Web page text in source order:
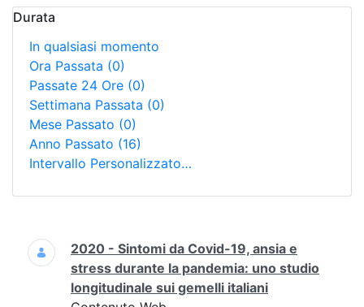
Durata
In qualsiasi momento
Ora Passata (0)
Passate 24 Ore (0)
Settimana Passata (0)
Mese Passato (0)
Anno Passato (16)
Intervallo Personalizzato…
Ricerca
2020 - Sintomi da Covid-19, ansia e
stress durante la pandemia: uno studio
longitudinale sui gemelli italiani